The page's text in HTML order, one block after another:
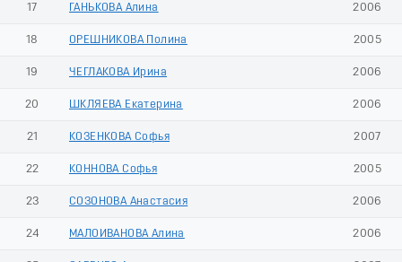
17 ГАНЬКОВА Алина 2006
18 ОРЕШНИКОВА Полина 2005
19 ЧЕГЛАКОВА Ирина 2006
20 ШКЛЯЕВА Екатерина 2006
21 КОЗЕНКОВА Софья 2007
22 КОННОВА Софья 2005
23 СОЗОНОВА Анастасия 2006
24 МАЛОИВАНОВА Алина 2006